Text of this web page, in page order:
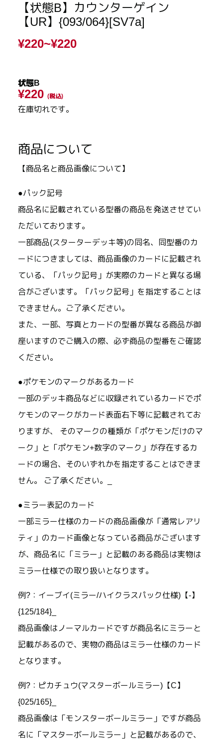
【状態B】カウンターゲイン
【UR】{093/064}[SV7a]
¥220~¥220
状態B
¥220 (税込)
在庫切れです。
商品について
【商品名と商品画像について】
●パック記号
商品名に記載されている型番の商品を発送させてい
ただいております。
一部商品(スターターデッキ等)の同名、同型番のカ
ードにつきましては、商品画像のカードに記載され
ている、「パック記号」が実際のカードと異なる場
合がございます。「パック記号」を指定することは
できません。ご了承ください。
また、一部、写真とカードの型番が異なる商品が御
座いますのでご購入の際、必ず商品の型番をご確認
ください。
●ポケモンのマークがあるカード
一部のデッキ商品などに収録されているカードでポ
ケモンのマークがカード表面右下等に記載されてお
りますが、 そのマークの種類が「ポケモンだけのマ
ーク」と「ポケモン+数字のマーク」が存在するカ
ードの場合、そのいずれかを指定することはできま
せん。 ご了承ください。_
●ミラー表記のカード
一部ミラー仕様のカードの商品画像が「通常レアリ
ティ」のカード画像となっている商品がございます
が、商品名に「ミラー」と記載のある商品は実物は
ミラー仕様での取り扱いとなります。
例?：イーブイ(ミラー/ハイクラスパック仕様)【-】
{125/184}_
商品画像はノーマルカードですが商品名にミラーと
記載があるので、実物の商品はミラー仕様のカード
となります。
例?：ピカチュウ(マスターボールミラー)【C】
{025/165}_
商品画像は「モンスターボールミラー」ですが商品
名に「マスターボールミラー」と記載があるので、